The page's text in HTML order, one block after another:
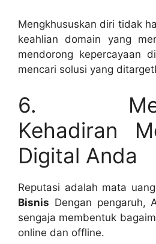
Mengkhususkan diri tidak
keahlian domain yang
mendorong kepercayaan
mencari solusi yang
6.
Kehadiran
Digital Anda
Reputasi adalah mata
Bisnis Dengan pengaruh,
sengaja membentuk
online dan offline.